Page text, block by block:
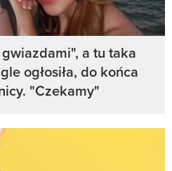
a tu taka
ogłosiła, do końca
"Czekamy"